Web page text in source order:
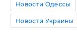
Новости Одессы
Новости Украины